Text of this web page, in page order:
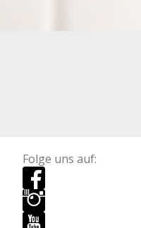
Folge uns auf: